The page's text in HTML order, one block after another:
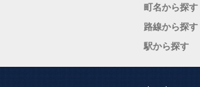
町名から探す
路線から探す
駅から探す